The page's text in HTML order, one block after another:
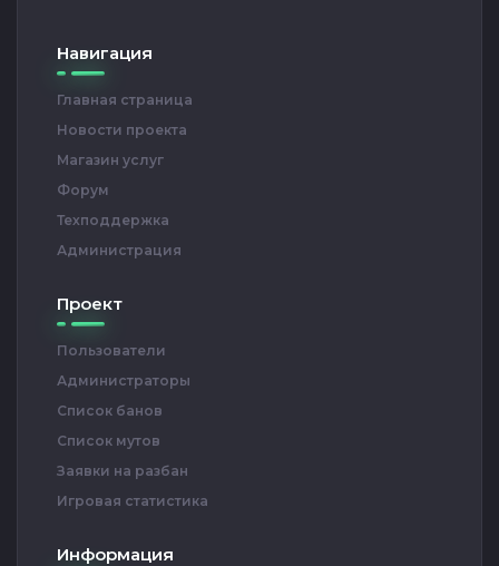
Навигация
Главная страница
Новости проекта
Магазин услуг
Форум
Техподдержка
Администрация
Проект
Пользователи
Администраторы
Список банов
Список мутов
Заявки на разбан
Игровая статистика
Информация